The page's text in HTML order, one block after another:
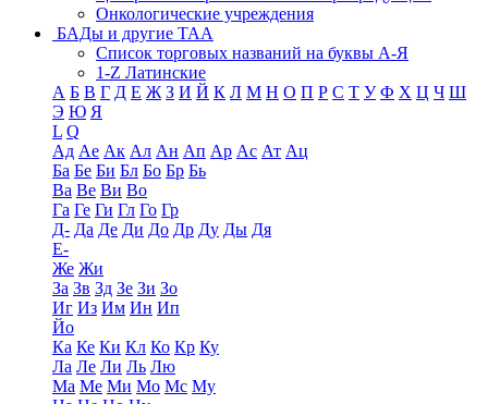
Онкологические учреждения
БАДы и другие ТАА
Список торговых названий на буквы А-Я
1-Z Латинские
А Б В Г Д Е Ж З И Й К Л М Н О П Р С Т У Ф Х Ц Ч Ш
Э Ю Я
L Q
Ад Ае Ак Ал Ан Ап Ар Ас Ат Ац
Ба Бе Би Бл Бо Бр Бь
Ва Ве Ви Во
Га Ге Ги Гл Го Гр
Д- Да Де Ди До Др Ду Ды Дя
Е-
Же Жи
За Зв Зд Зе Зи Зо
Иг Из Им Ин Ип
Йо
Ка Ке Ки Кл Ко Кр Ку
Ла Ле Ли Ль Лю
Ма Ме Ми Мо Мс Му